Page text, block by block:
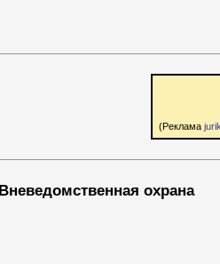
(Реклама
Вневедомственная охрана